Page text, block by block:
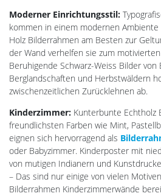
Moderner Einrichtungsstil:
kommen in einem modernen Ambiente
Holz Bilderrahmen am Besten zur
der Wand verhelfen sie zum
Beruhigende Schwarz-Weiss Bilder von
Berglandschaften und Herbstwäldern
zwischenzeitlichen Zurücklehnen ab.
Kinderzimmer: Kunterbunte Echtholz
freundlichsten Farben wie Mint,
eignen sich hervorragend als
oder Babyzimmer. Kinderposter mit
von mutigen Indianern und
– Das sind nur einige von vielen
Bilderrahmen Kinderzimmerwände